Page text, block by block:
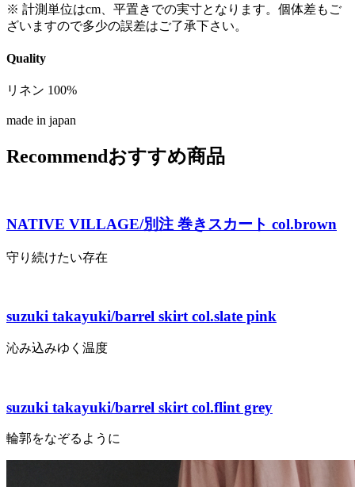
※ 計測単位はcm、平置きでの実寸となります。個体差もご
ざいますので多少の誤差はご了承下さい。
Quality
リネン 100%
made in japan
Recommendおすすめ商品
NATIVE VILLAGE/別注 巻きスカート col.brown
守り続けたい存在
suzuki takayuki/barrel skirt col.slate pink
沁み込みゆく温度
suzuki takayuki/barrel skirt col.flint grey
輪郭をなぞるように